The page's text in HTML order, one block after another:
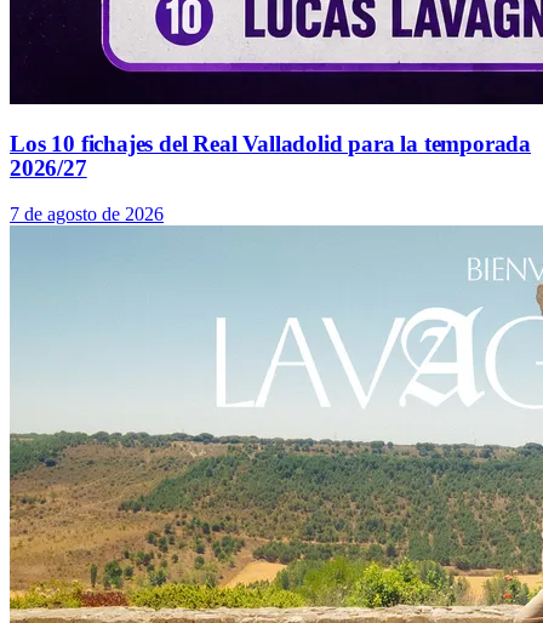
Los 10 fichajes del Real Valladolid para la temporada
2026/27
7 de agosto de 2026